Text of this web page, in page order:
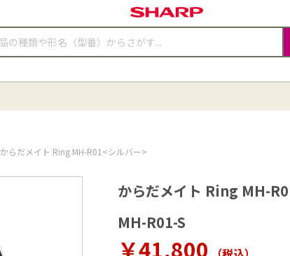
からだメイト Ring MH-R01<シルバー>
からだメイト Ring MH-
MH-R01-S
￥41,800